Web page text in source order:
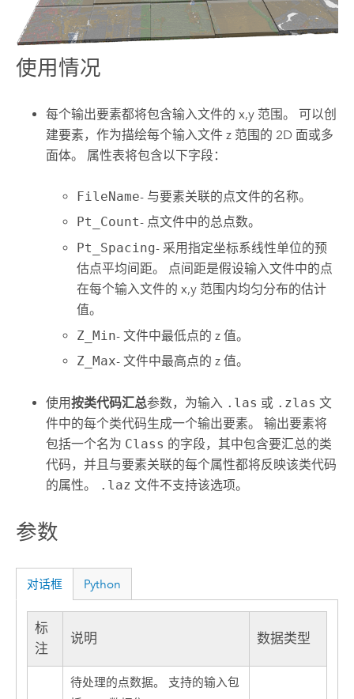
使用情况
每个输出要素都将包含输入文件的 x,y 范围。 可以创
建要素，作为描绘每个输入文件 z 范围的 2D 面或多
面体。 属性表将包含以下字段：
FileName- 与要素关联的点文件的名称。
Pt_Count- 点文件中的总点数。
Pt_Spacing- 采用指定坐标系线性单位的预
估点平均间距。 点间距是假设输入文件中的点
在每个输入文件的 x,y 范围内均匀分布的估计
值。
Z_Min- 文件中最低点的 z 值。
Z_Max- 文件中最高点的 z 值。
使用按类代码汇总参数，为输入 .las 或 .zlas 文
件中的每个类代码生成一个输出要素。 输出要素将
包括一个名为 Class 的字段，其中包含要汇总的类
代码，并且与要素关联的每个属性都将反映该类代码
的属性。
.laz 文件不支持该选项。
参数
对话框 Python
标
注
说明 数据类型
待处理的点数据。 支持的输入包